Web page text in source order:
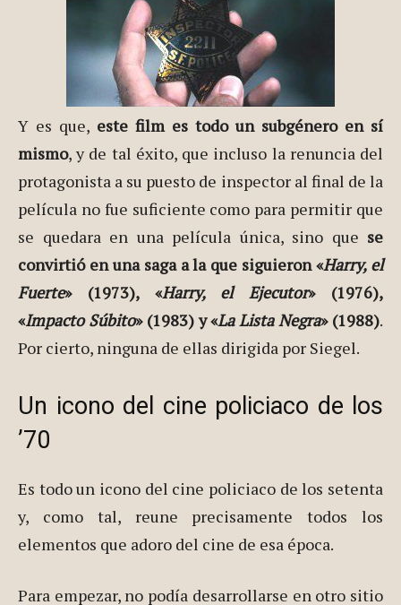
Y es que, este film es todo un subgénero en sí
mismo, y de tal éxito, que incluso la renuncia del
protagonista a su puesto de inspector al final de la
película no fue suficiente como para permitir que
se quedara en una película única, sino que se
convirtió en una saga a la que siguieron «Harry, el
Fuerte» (1973), «Harry, el Ejecutor» (1976),
«Impacto Súbito» (1983) y «La Lista Negra» (1988).
Por cierto, ninguna de ellas dirigida por Siegel.
Un icono del cine policiaco de los
’70
Es todo un icono del cine policiaco de los setenta
y, como tal, reune precisamente todos los
elementos que adoro del cine de esa época.
Para empezar, no podía desarrollarse en otro sitio